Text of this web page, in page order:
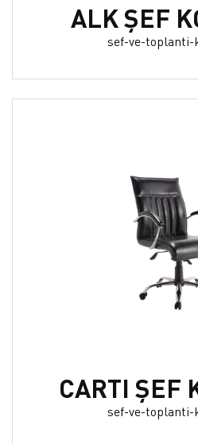
ALK ŞEF
sef-ve-
CARTI ŞEF
sef-ve-